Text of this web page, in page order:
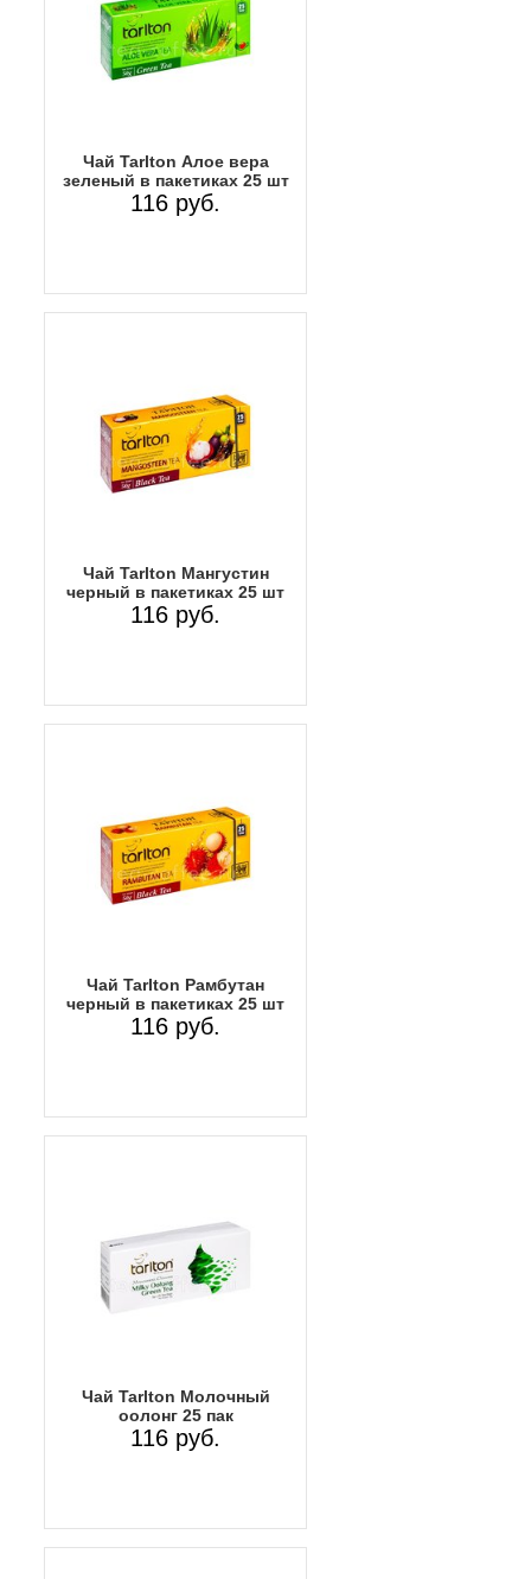
Чай Tarlton Алое вера
зеленый в пакетиках 25 шт
116 руб.
Чай Tarlton Мангустин
черный в пакетиках 25 шт
116 руб.
Чай Tarlton Рамбутан
черный в пакетиках 25 шт
116 руб.
Чай Tarlton Молочный
оолонг 25 пак
116 руб.